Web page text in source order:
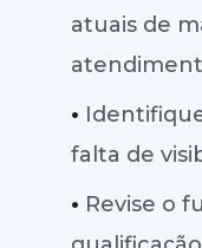
atuais de
•
falta de
• Revise o